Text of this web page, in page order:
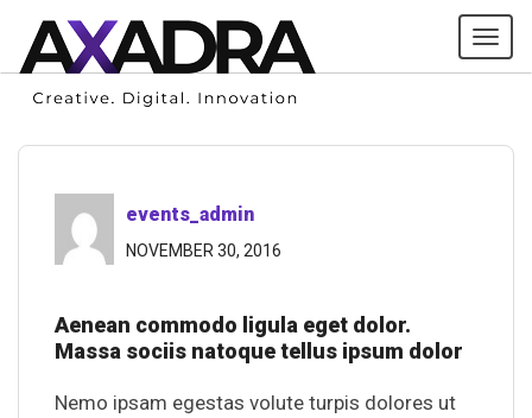
events_admin
NOVEMBER 30, 2016
Aenean commodo ligula eget dolor.
Massa sociis natoque tellus ipsum dolor
Nemo ipsam egestas volute turpis dolores ut